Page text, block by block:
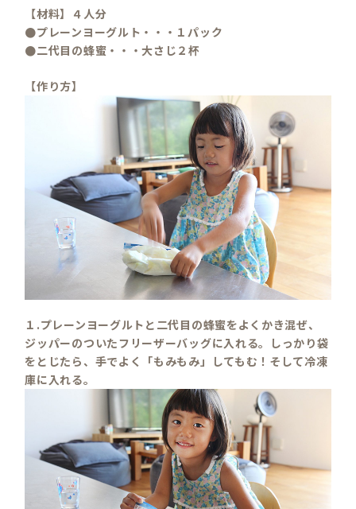
【材料】４人分
●プレーンヨーグルト・・・１パック
●二代目の蜂蜜・・・大さじ２杯
【作り方】
１.プレーンヨーグルトと二代目の蜂蜜をよくかき混ぜ、
ジッパーのついたフリーザーバッグに入れる。しっかり袋
をとじたら、手でよく「もみもみ」してもむ！そして冷凍
庫に入れる。